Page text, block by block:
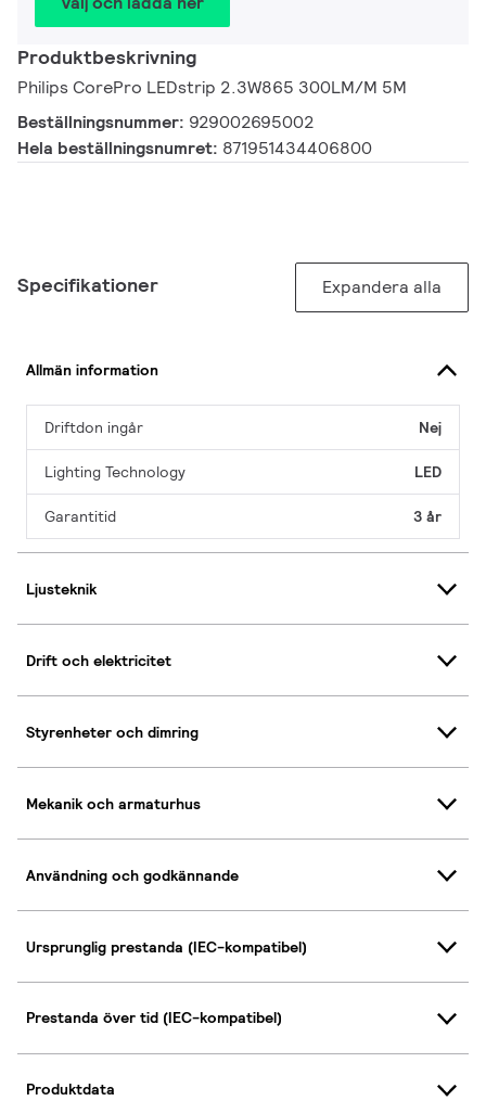
Produktbeskrivning
Philips CorePro LEDstrip 2.3W865 300LM/M 5M
Beställningsnummer: 929002695002
Hela beställningsnumret: 871951434406800
Specifikationer Expandera alla
Allmän information
Driftdon ingår Nej
Lighting Technology LED
Garantitid 3 år
Ljusteknik
Drift och elektricitet
Styrenheter och dimring
Mekanik och armaturhus
Användning och godkännande
Ursprunglig prestanda (IEC-kompatibel)
Prestanda över tid (IEC-kompatibel)
Produktdata